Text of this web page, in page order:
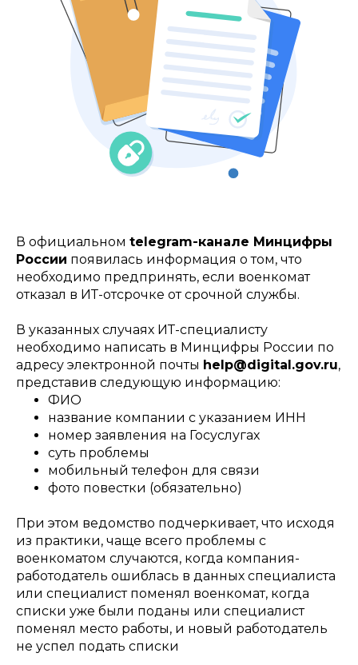
В официальном telegram-канале Минцифры
России появилась информация о том, что
необходимо предпринять, если военкомат
отказал в ИТ-отсрочке от срочной службы.
В указанных случаях ИТ-специалисту
необходимо написать в Минцифры России по
адресу электронной почты help@digital.gov.ru,
представив следующую информацию:
ФИО
название компании с указанием ИНН
номер заявления на Госуслугах
суть проблемы
мобильный телефон для связи
фото повестки (обязательно)
При этом ведомство подчеркивает, что исходя
из практики, чаще всего проблемы с
военкоматом случаются, когда компания-
работодатель ошиблась в данных специалиста
или специалист поменял военкомат, когда
списки уже были поданы или специалист
поменял место работы, и новый работодатель
не успел подать списки